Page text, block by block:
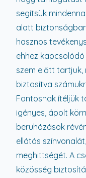
segítsük
alatt
hasznos
ehhez
szem előtt
biztosítva
Fontosnak ítéljük
igényes, ápolt
beruházások
ellátás
meghittségét. A
közösség